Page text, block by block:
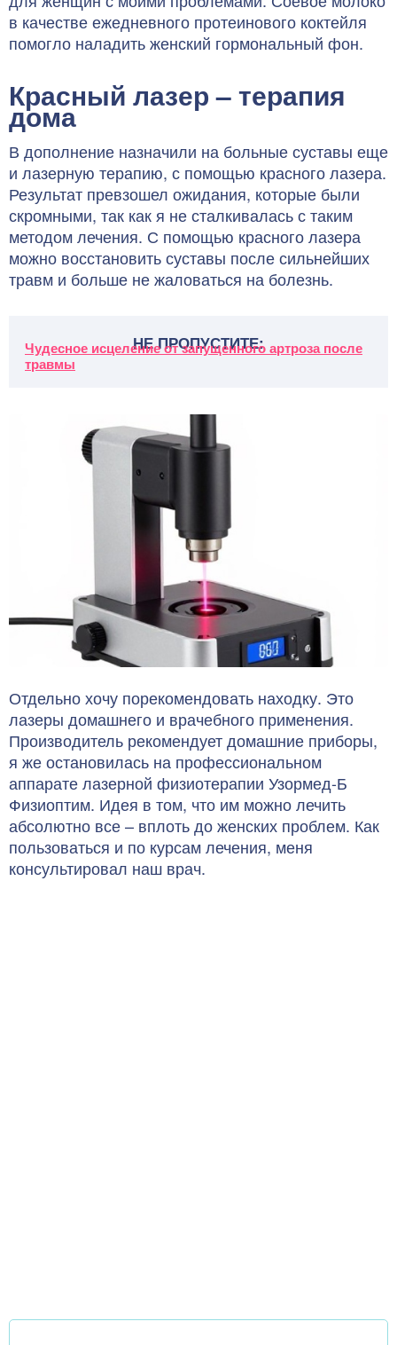
в качестве ежедневного протеинового коктейля
помогло наладить женский гормональный фон.
Красный лазер – терапия
дома
В дополнение назначили на больные суставы еще
и лазерную терапию, с помощью красного лазера.
Результат превзошел ожидания, которые были
скромными, так как я не сталкивалась с таким
методом лечения. С помощью красного лазера
можно восстановить суставы после сильнейших
травм и больше не жаловаться на болезнь.
НЕ ПРОПУСТИТЕ:
Чудесное исцеление от запущенного артроза после
травмы
Отдельно хочу порекомендовать находку. Это
лазеры домашнего и врачебного применения.
Производитель рекомендует домашние приборы,
я же остановилась на профессиональном
аппарате лазерной физиотерапии Узормед-Б
Физиоптим. Идея в том, что им можно лечить
абсолютно все – вплоть до женских проблем. Как
пользоваться и по курсам лечения, меня
консультировал наш врач.